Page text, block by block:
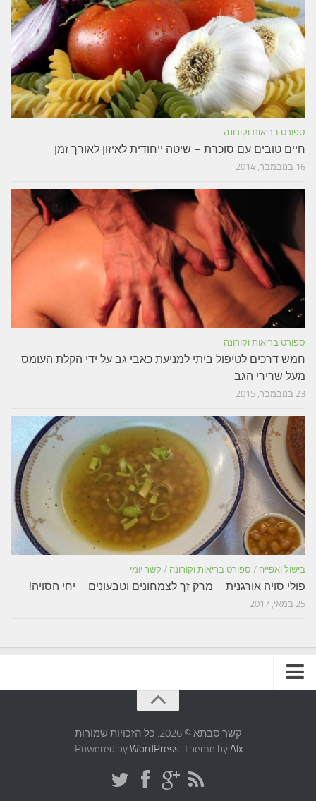
ספורט בריאות וקורונה
חיים טובים עם סוכרת – שיטה ייחודית לאיזון לאורך זמן
16 בנובמבר, 2014
ספורט בריאות וקורונה
חמש דרכים לטיפול ביתי למניעת כאבי גב על ידי הקלת העומס
מעל שרירי הגב
23 בנובמבר, 2015
בישול ואפייה / ספורט בריאות וקורונה / קשר יומי
פולי סויה אורגנית – מרק זך לצמחונים וטבעונים – יחי הסויה!
25 במאי, 2017
קשר סבתא © 2026. כל הזכויות שמורות
Powered byWordPress . Theme byAlx